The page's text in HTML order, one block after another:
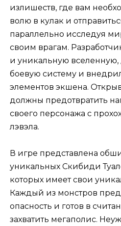
излишеств, где вам
волю в кулак и
параллельно исследуя
своим врагам.
и уникальную
боевую систему и
элементов экшена.
должны предотвратить
своего персонажа с
лэвэла.
В игре представлена
уникальных Скибиди
которых имеет свои
Каждый из монстров
опасность и готов в
захватить мегаполис.